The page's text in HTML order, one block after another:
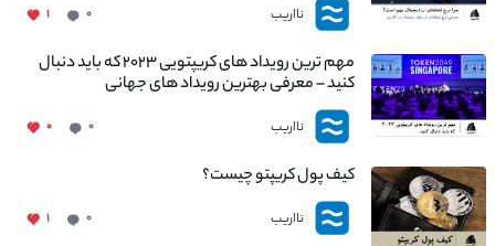
نااریب ۰ ۱
مهم ترین رویداد های کریپتویی ۲۰۲۳ که باید دنبال
کنید – معرفی بهترین رویداد های جهانی
نااریب ۰ ۰
کیف پول کریپتو چیست؟
نااریب ۰ ۱